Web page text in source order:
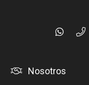
Nosotros